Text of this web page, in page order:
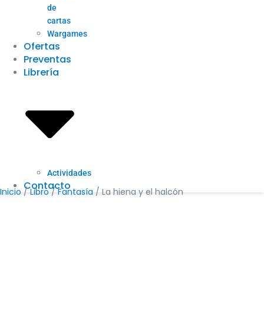
de
cartas
Wargames
Ofertas
Preventas
Librería
Actividades
Contacto
Inicio /Libro/Fantasía / La hiena y el halcón